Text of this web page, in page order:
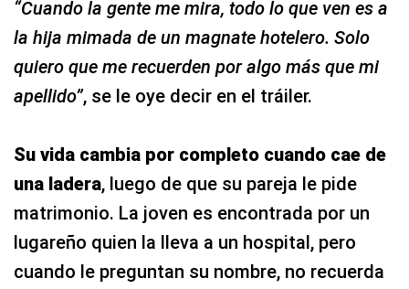
“Cuando la gente me mira, todo lo que ven es a
la hija mimada de un magnate hotelero. Solo
quiero que me recuerden por algo más que mi
apellido”, se le oye decir en el tráiler.
Su vida cambia por completo cuando cae de
una ladera, luego de que su pareja le pide
matrimonio. La joven es encontrada por un
lugareño quien la lleva a un hospital, pero
cuando le preguntan su nombre, no recuerda